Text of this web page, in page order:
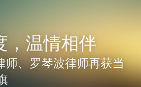
，温情相伴
、罗琴波律师再获当